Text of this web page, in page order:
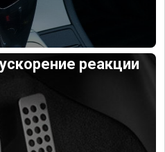
реакции